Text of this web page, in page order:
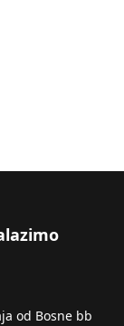
Izvještaj o
od Bosne bb